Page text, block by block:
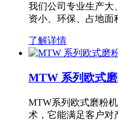
我们公司专业生产大
资小、环保、占地
了解详情
MTW 系列欧式
MTW系列欧式磨粉
术，它能满足客户